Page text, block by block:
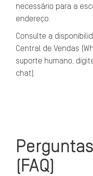
necessário para a
endereço.
Consulte a
Central de Vendas
suporte humano,
chat).
(FAQ)